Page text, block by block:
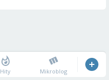
Hity Mikroblog